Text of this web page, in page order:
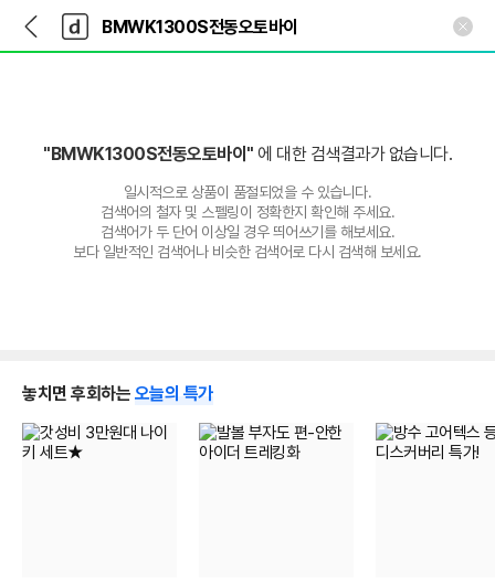
다
나
와
가
다
와
"BMWK1300S전동오토바이" 에 대한 검색결과가 없습니다.
일시적으로 상품이 품절되었을 수 있습니다.
검색어의 철자 및 스펠링이 정확한지 확인해 주세요.
검색어가 두 단어 이상일 경우 띄어쓰기를 해보세요.
보다 일반적인 검색어나 비슷한 검색어로 다시 검색해 보세요.
놓치면 후회하는 오늘의 특가